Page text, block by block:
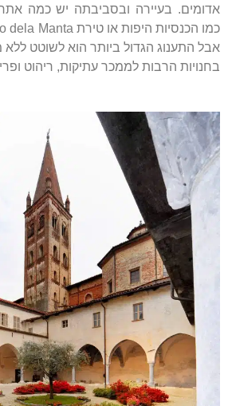
אדומים. בעיירה ובסביבתה יש כמה
אבל התענוג הגדול ביותר הוא לשוטט
בחנויות הרבות לממכר עתיקות, ריהוט